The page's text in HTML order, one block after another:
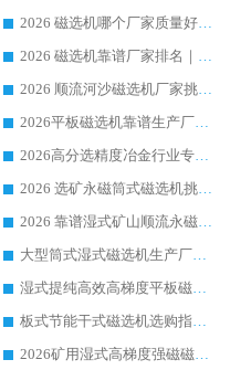
2026 磁选机哪个厂家质量好？十大靠谱磁电企业排名选购指南
2026 磁选机靠谱厂家排名｜华体会手机网页版-华体会(中国) 高性价比磁选机磁电品牌
2026 顺流河沙磁选机厂家挑选攻略 | 业内口碑龙头企业高性价比品牌推荐
2026平板磁选机靠谱生产厂家选购指南 行业口碑良好品牌推荐 磁电领域实力强者
2026高分选精度冶金行业专用磁选机生产厂家,干湿式磁选机源头供应商推荐
2026 选矿永磁筒式磁选机挑选指南 华体会手机网页版-华体会(中国) 推荐品牌行业口碑佳实力突出
2026 靠谱湿式矿山顺流永磁筒式磁选机选购，国内专业生产厂家华体会手机网页版-华体会(中国) 综合实力出众
大型筒式湿式磁选机生产厂家怎么选?华体会手机网页版-华体会(中国) 设备口碑广受行业认可
湿式提纯高效高梯度平板磁选机靠谱设备源头厂商华体会手机网页版-华体会(中国) 综合测评
板式节能干式磁选机选购指南，源头生产厂家华体会手机网页版-华体会(中国) 综合实力可观
2026矿用湿式高梯度强磁磁选机选购指南，临朐靠谱磁电生产厂家华体会手机网页版-华体会(中国) 详解